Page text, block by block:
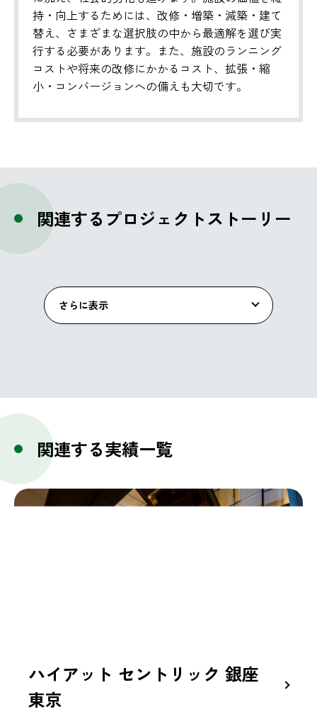
持・向上するためには、改修・増築・減築・建て
替え、さまざまな選択肢の中から最適解を選び実
行する必要があります。また、施設のランニング
コストや将来の改修にかかるコスト、拡張・縮
小・コンバージョンへの備えも大切です。
関連するプロジェクトストーリー
さらに表示
関連する実績一覧
ハイアット セントリック 銀座
東京